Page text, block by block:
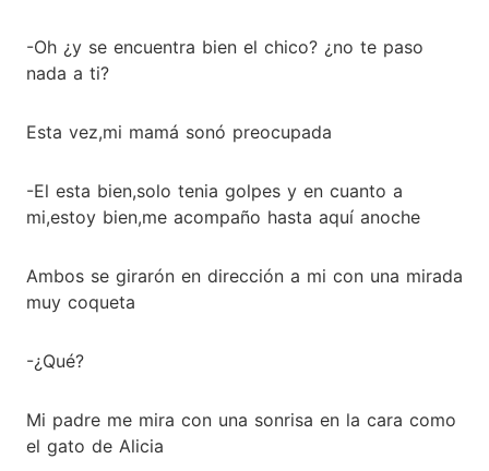
-Oh ¿y se encuentra bien el chico? ¿no te paso
nada a ti?
Esta vez,mi mamá sonó preocupada
-El esta bien,solo tenia golpes y en cuanto a
mi,estoy bien,me acompaño hasta aquí anoche
Ambos se girarón en dirección a mi con una mirada
muy coqueta
-¿Qué?
Mi padre me mira con una sonrisa en la cara como
el gato de Alicia